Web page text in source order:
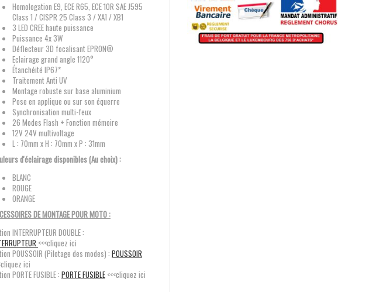
Homologation E9, ECE R65, ECE 10R SAE J595
Class 1 / CISPR 25 Class 3 / XA1 / XB1
3 LED CREE haute puissance
Puissance 4x 3W
Déflecteur 3D focalisant EPRON®
Eclairage grand angle 1120°
Étanchéité IP67*
Traitement Anti UV
Montage robuste sur base aluminium
Pose en applique ou sur son équerre
Synchronisation multi-feux
26 Modes Flash + Fonction mémoire
12V 24V multivoltage
L : 70mm x H : 70mm x P : 31mm
d'éclairage disponibles (Au choix) :
BLANC
ROUGE
ORANGE
DE MONTAGE POUR MOTO :
INTERRUPTEUR DOUBLE :
<<<cliquez ici
POUSSOIR (Pilotage des modes) : POUSSOIR
ici
PORTE FUSIBLE :PORTE FUSIBLE <<<cliquez ici